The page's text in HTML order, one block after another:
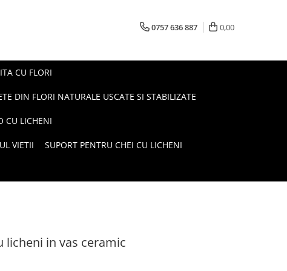
0757 636 887 0,00
CU FLORI
DIN FLORI NATURALE USCATE SI STABILIZATE
CU LICHENI
VIETII SUPORT PENTRU CHEI CU LICHENI
in vas ceramic